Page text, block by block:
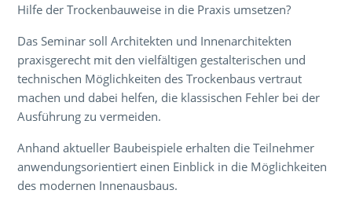
Hilfe der Trockenbauweise in die Praxis umsetzen?
Das Seminar soll Architekten und Innenarchitekten
praxisgerecht mit den vielfältigen gestalterischen und
technischen Möglichkeiten des Trockenbaus vertraut
machen und dabei helfen, die klassischen Fehler bei der
Ausführung zu vermeiden.
Anhand aktueller Baubeispiele erhalten die Teilnehmer
anwendungsorientiert einen Einblick in die Möglichkeiten
des modernen Innenausbaus.